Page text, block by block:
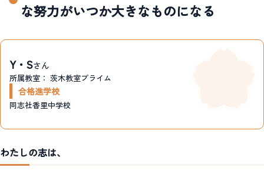
な努力がいつか大きなものになる
Y・Sさん
所属教室： 茨木教室プライム
合格進学校
同志社香里中学校
わたしの志は、